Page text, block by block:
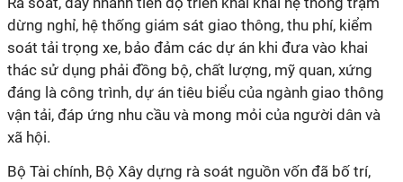
dừng nghỉ, hệ thống giám sát giao thông, thu phí, kiểm
soát tải trọng xe, bảo đảm các dự án khi đưa vào khai
thác sử dụng phải đồng bộ, chất lượng, mỹ quan, xứng
đáng là công trình, dự án tiêu biểu của ngành giao thông
vận tải, đáp ứng nhu cầu và mong mỏi của người dân và
xã hội.
Bộ Tài chính, Bộ Xây dựng rà soát nguồn vốn đã bố trí,